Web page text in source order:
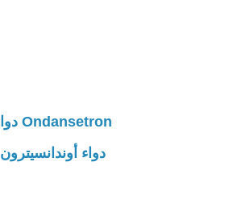
Ondansetron دواء
دواء أوندانسيترون